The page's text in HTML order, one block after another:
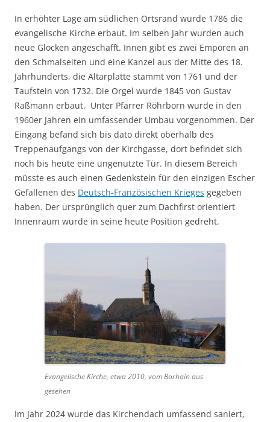
In erhöhter Lage am südlichen Ortsrand wurde 1786 die
evangelische Kirche erbaut. Im selben Jahr wurden auch
neue Glocken angeschafft. Innen gibt es zwei Emporen an
den Schmalseiten und eine Kanzel aus der Mitte des 18.
Jahrhunderts, die Altarplatte stammt von 1761 und der
Taufstein von 1732. Die Orgel wurde 1845 von Gustav
Raßmann erbaut. Unter Pfarrer Röhrborn wurde in den
1960er Jahren ein umfassender Umbau vorgenommen. Der
Eingang befand sich bis dato direkt oberhalb des
Treppenaufgangs von der Kirchgasse, dort befindet sich
noch bis heute eine ungenutzte Tür. In diesem Bereich
müsste es auch einen Gedenkstein für den einzigen Escher
Gefallenen des Deutsch-Französischen Krieges gegeben
haben. Der ursprünglich quer zum Dachfirst orientiert
Innenraum wurde in seine heute Position gedreht.
Evangelische Kirche, etwa 2010, vom Borhain aus
gesehen
Im Jahr 2024 wurde das Kirchendach umfassend saniert,